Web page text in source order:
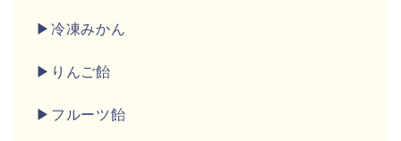
▶冷凍みかん
▶りんご飴
▶フルーツ飴